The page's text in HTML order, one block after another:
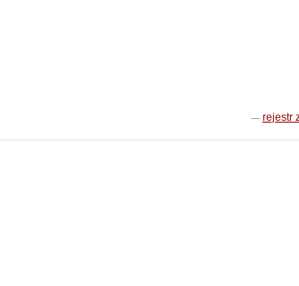
rejestr